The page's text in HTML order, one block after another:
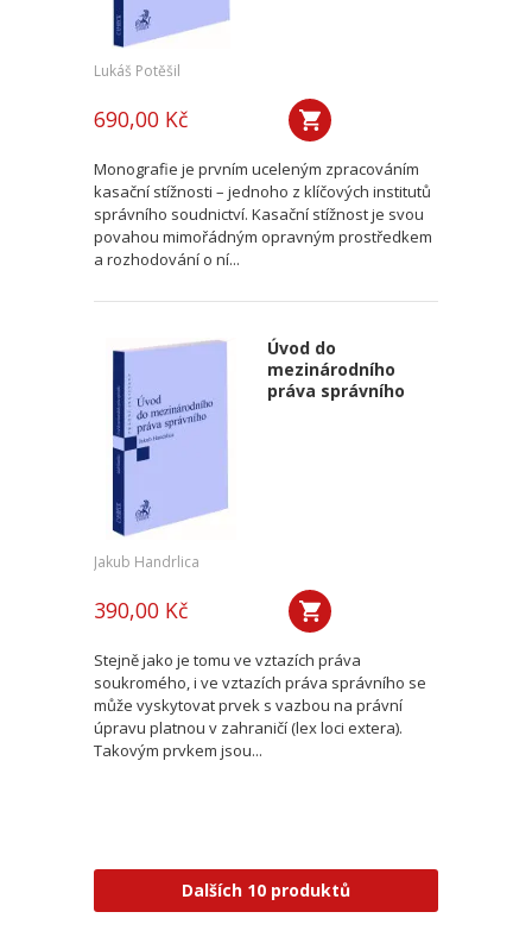
Lukáš Potěšil
690,00 Kč
Monografie je prvním uceleným zpracováním
kasační stížnosti – jednoho z klíčových institutů
správního soudnictví. Kasační stížnost je svou
povahou mimořádným opravným prostředkem
a rozhodování o ní...
Úvod do
mezinárodního
práva správního
Jakub Handrlica
390,00 Kč
Stejně jako je tomu ve vztazích práva
soukromého, i ve vztazích práva správního se
může vyskytovat prvek s vazbou na právní
úpravu platnou v zahraničí (lex loci extera).
Takovým prvkem jsou...
Dalších 10 produktů